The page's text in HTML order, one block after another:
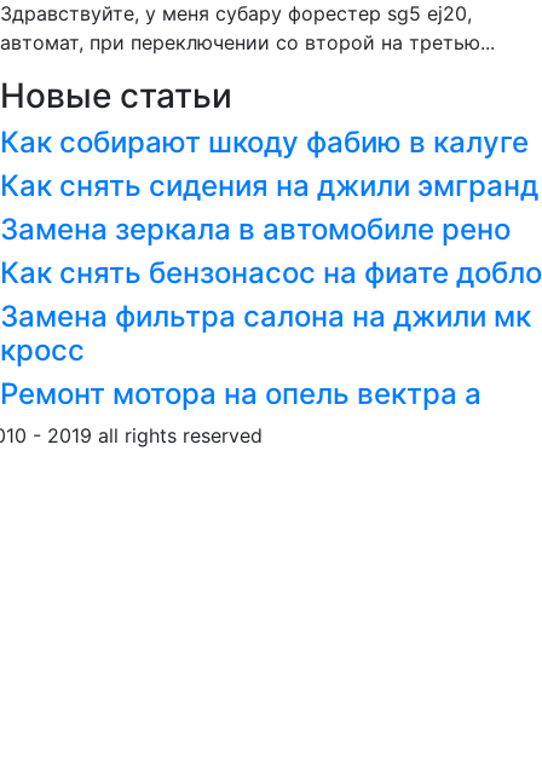
Здравствуйте, у меня субару форестер sg5 ej20,
автомат, при переключении со второй на третью...
Новые статьи
Как собирают шкоду фабию в калуге
Как снять сидения на джили эмгранд
Замена зеркала в автомобиле рено
Как снять бензонасос на фиате добло
Замена фильтра салона на джили мк
кросс
Ремонт мотора на опель вектра а
- 2019 all rights reserved